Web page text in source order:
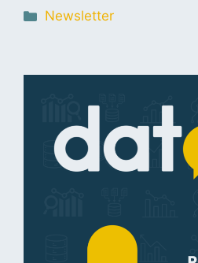
Newsletter